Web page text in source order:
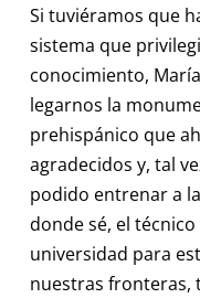
Si tuviéramos que
sistema que
conocimiento,
legarnos la
prehispánico que
agradecidos y, tal
podido entrenar a
donde sé, el
universidad para
nuestras fronteras,